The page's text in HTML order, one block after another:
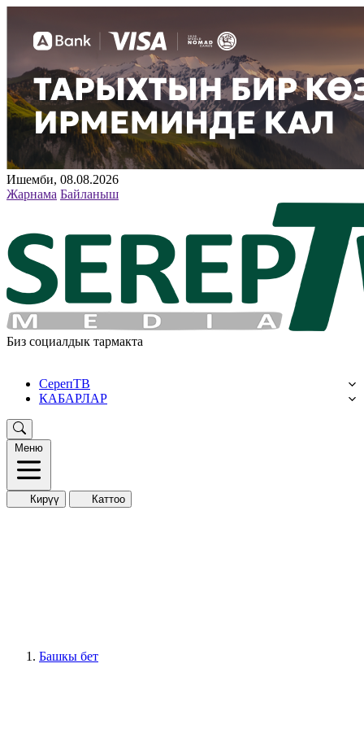
Ишемби, 08.08.2026
Жарнама Байланыш
Биз социалдык тармакта
СерепТВ
КАБАРЛАР
Меню
Кирүү Каттоо
Башкы бет